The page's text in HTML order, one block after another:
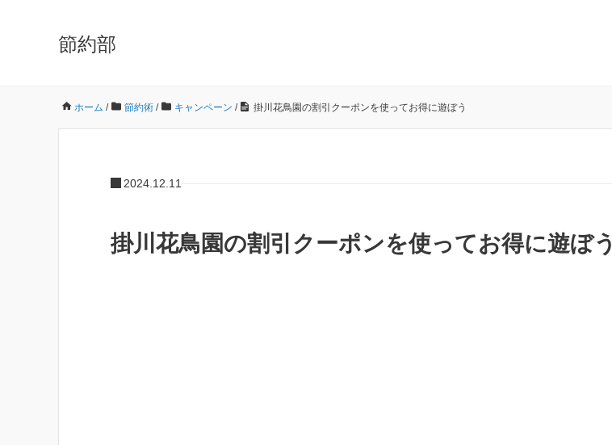
節約部
ホーム / 節約術 / キャンペーン / 掛川花鳥園の割引クーポンを使ってお得に遊ぼう
2024.12.11
掛川花鳥園の割引クーポンを使ってお得に遊ぼう